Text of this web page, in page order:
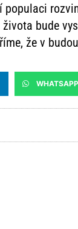
bude
že v
WHATSAPP